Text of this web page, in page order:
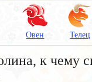
Овен Телец
к чему